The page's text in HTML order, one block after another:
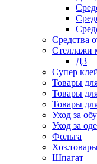
Средства
Стеллажи
Д3
Супер
Товары
Товары
Товары
Уход за
Уход за
Фольга
Шпагат